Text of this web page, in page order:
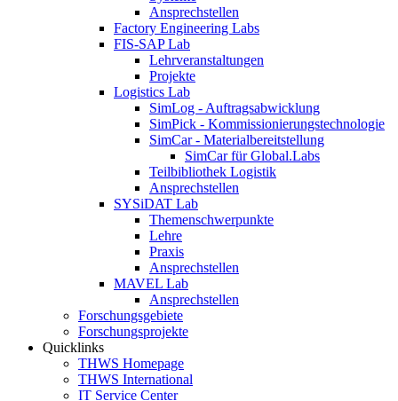
Ansprechstellen
Factory Engineering Labs
FIS-SAP Lab
Lehrveranstaltungen
Projekte
Logistics Lab
SimLog - Auftragsabwicklung
SimPick - Kommissionierungstechnologie
SimCar - Materialbereitstellung
SimCar für Global.Labs
Teilbibliothek Logistik
Ansprechstellen
SYSiDAT Lab
Themenschwerpunkte
Lehre
Praxis
Ansprechstellen
MAVEL Lab
Ansprechstellen
Forschungsgebiete
Forschungsprojekte
Quicklinks
THWS Homepage
THWS International
IT Service Center